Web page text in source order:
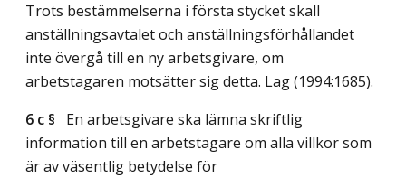
Trots bestämmelserna i första stycket skall
anställningsavtalet och anställningsförhållandet
inte övergå till en ny arbetsgivare, om
arbetstagaren motsätter sig detta. Lag (1994:1685).
6 c § En arbetsgivare ska lämna skriftlig
information till en arbetstagare om alla villkor som
är av väsentlig betydelse för